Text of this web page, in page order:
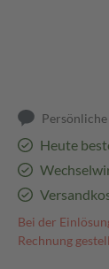
Heute
Bei der
Rechnung